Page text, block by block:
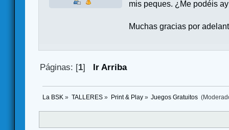
mis peques. ¿Me podéis
Muchas gracias por
Páginas: [1] Ir Arriba
La BSK » TALLERES» Print & Play» Juegos Gratuitos